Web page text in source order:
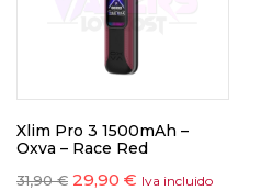
Xlim Pro 3 1500mAh –
Oxva – Race Red
31,90€ 29,90 € Iva incluido